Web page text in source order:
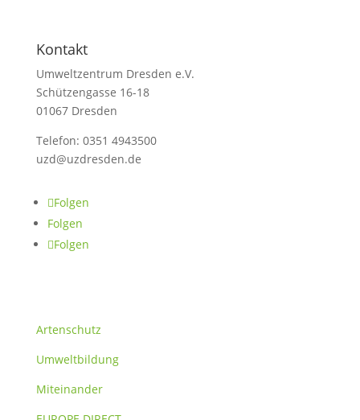
Kontakt
Umweltzentrum Dresden e.V.
Schützengasse 16-18
01067 Dresden
Telefon: 0351 4943500
uzd@uzdresden.de
Folgen
Folgen
Folgen
Artenschutz
Umweltbildung
Miteinander